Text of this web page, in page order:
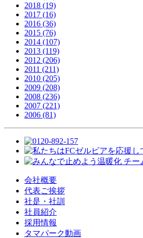
2018 (19)
2017 (16)
2016 (36)
2015 (76)
2014 (107)
2013 (119)
2012 (206)
2011 (211)
2010 (205)
2009 (208)
2008 (236)
2007 (221)
2006 (81)
会社概要
代表ご挨拶
社是・社訓
社員紹介
採用情報
タマパーク動画